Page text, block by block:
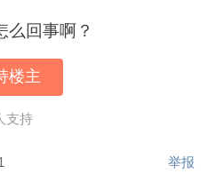
么回事啊？
楼主
支持
举报